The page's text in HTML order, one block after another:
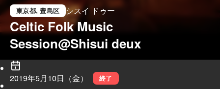
東京都, 豊島区 シスイ ドゥー
Celtic Folk Music
Session@Shisui deux
2019年5月10日（金） 終了